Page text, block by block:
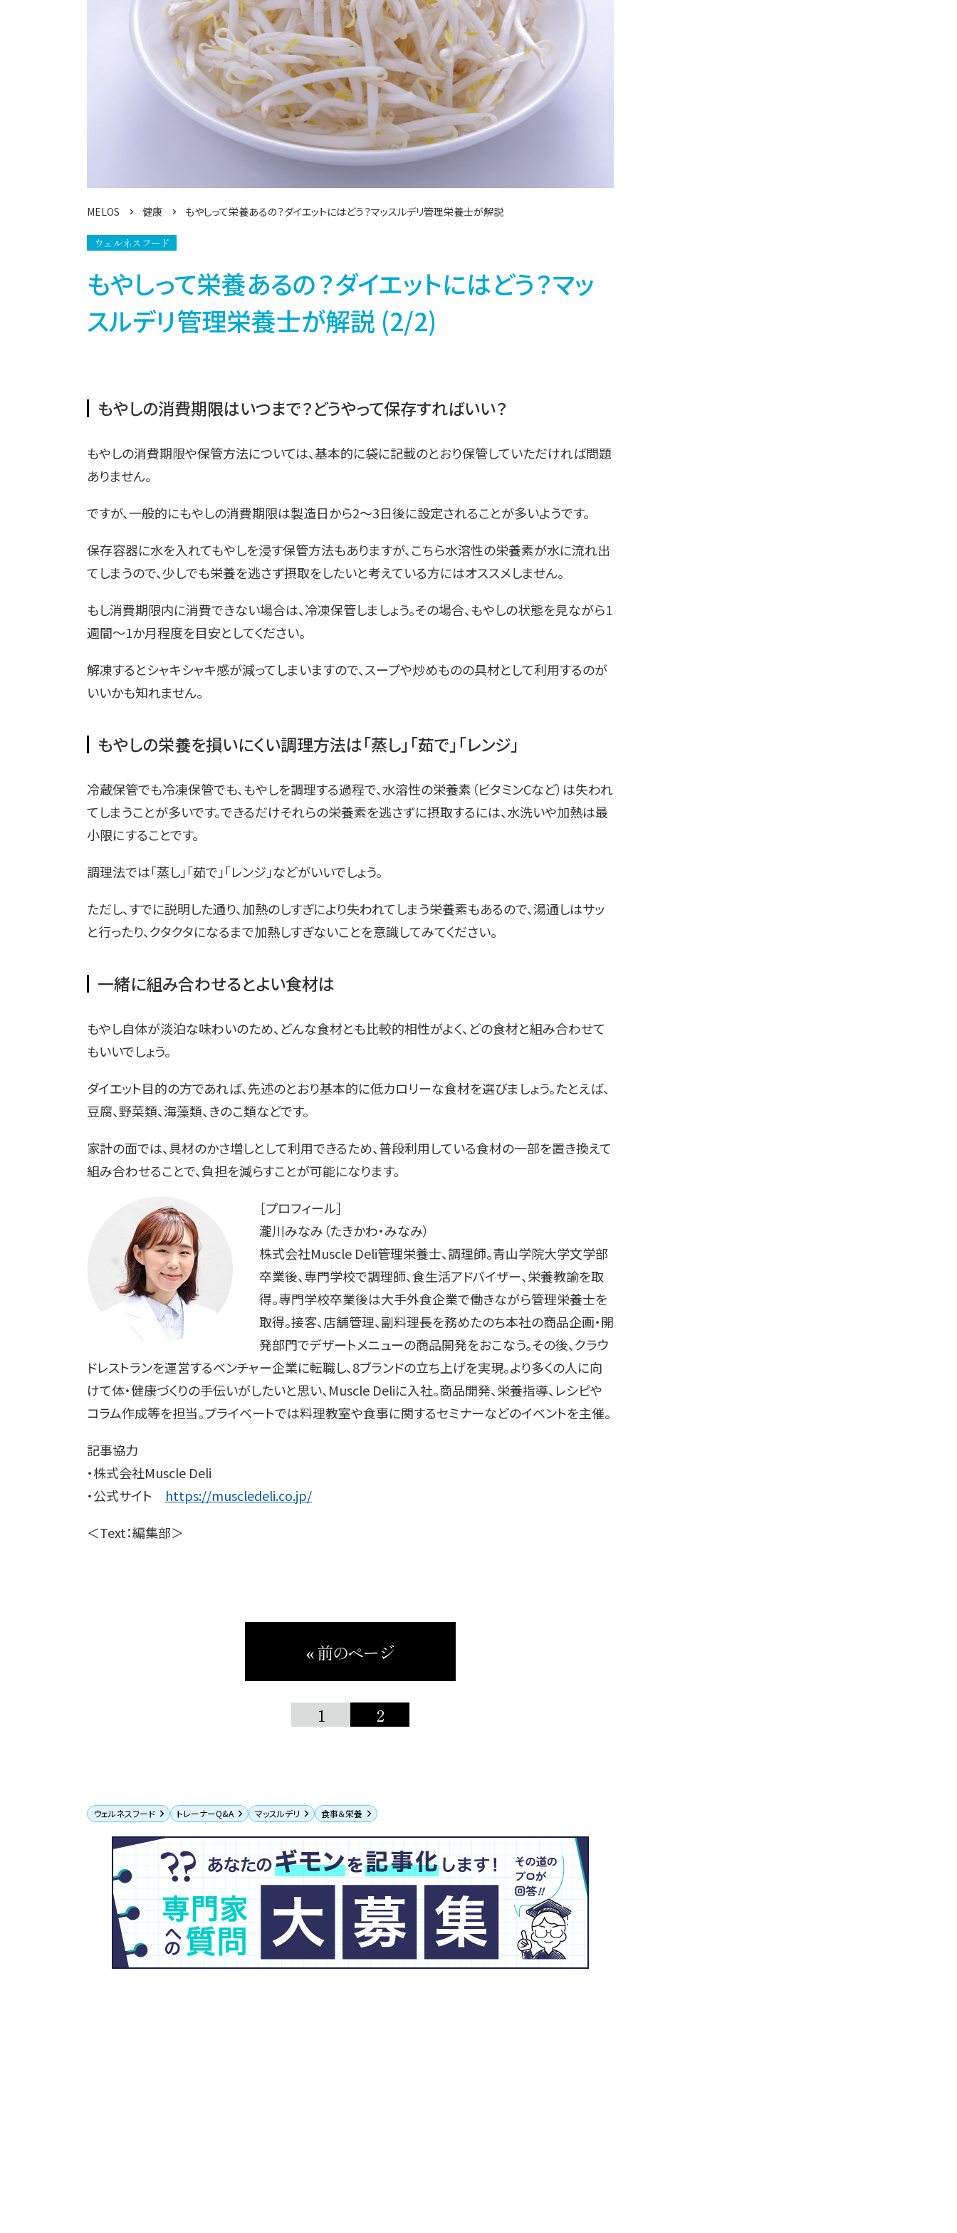
MELOS 健康 もやしって栄養あるの？ダイエットにはどう？マッスルデリ管理栄養士が解説
ウェルネスフード
もやしって栄養あるの？ダイエットにはどう？マッ
スルデリ管理栄養士が解説 (2/2)
もやしの消費期限はいつまで？どうやって保存すればいい？
もやしの消費期限や保管方法については、基本的に袋に記載のとおり保管していただければ問題
ありません。
ですが、一般的にもやしの消費期限は製造日から2～3日後に設定されることが多いようです。
保存容器に水を入れてもやしを浸す保管方法もありますが、こちら水溶性の栄養素が水に流れ出
てしまうので、少しでも栄養を逃さず摂取をしたいと考えている方にはオススメしません。
もし消費期限内に消費できない場合は、冷凍保管しましょう。その場合、もやしの状態を見ながら1
週間〜1か月程度を目安としてください。
解凍するとシャキシャキ感が減ってしまいますので、スープや炒めものの具材として利用するのが
いいかも知れません。
もやしの栄養を損いにくい調理方法は「蒸し」「茹で」「レンジ」
冷蔵保管でも冷凍保管でも、もやしを調理する過程で、水溶性の栄養素（ビタミンCなど）は失われ
てしまうことが多いです。できるだけそれらの栄養素を逃さずに摂取するには、水洗いや加熱は最
小限にすることです。
調理法では「蒸し」「茹で」「レンジ」などがいいでしょう。
ただし、すでに説明した通り、加熱のしすぎにより失われてしまう栄養素もあるので、湯通しはサッ
と行ったり、クタクタになるまで加熱しすぎないことを意識してみてください。
一緒に組み合わせるとよい食材は
もやし自体が淡泊な味わいのため、どんな食材とも比較的相性がよく、どの食材と組み合わせて
もいいでしょう。
ダイエット目的の方であれば、先述のとおり基本的に低カロリーな食材を選びましょう。たとえば、
豆腐、野菜類、海藻類、きのこ類などです。
家計の面では、具材のかさ増しとして利用できるため、普段利用している食材の一部を置き換えて
組み合わせることで、負担を減らすことが可能になります。
［プロフィール］
瀧川みなみ（たきかわ・みなみ）
株式会社Muscle Deli管理栄養士、調理師。青山学院大学文学部
卒業後、専門学校で調理師、食生活アドバイザー、栄養教諭を取
得。専門学校卒業後は大手外食企業で働きながら管理栄養士を
取得。接客、店舗管理、副料理長を務めたのち本社の商品企画・開
発部門でデザートメニューの商品開発をおこなう。その後、クラウ
ドレストランを運営するベンチャー企業に転職し、8ブランドの立ち上げを実現。より多くの人に向
けて体・健康づくりの手伝いがしたいと思い、Muscle Deliに入社。商品開発、栄養指導、レシピや
コラム作成等を担当。プライベートでは料理教室や食事に関するセミナーなどのイベントを主催。
記事協力
・株式会社Muscle Deli
・公式サイト https://muscledeli.co.jp/
＜Text：編集部＞
« 前のページ
1 2
ウェルネスフード トレーナーQ&A マッスルデリ 食事＆栄養